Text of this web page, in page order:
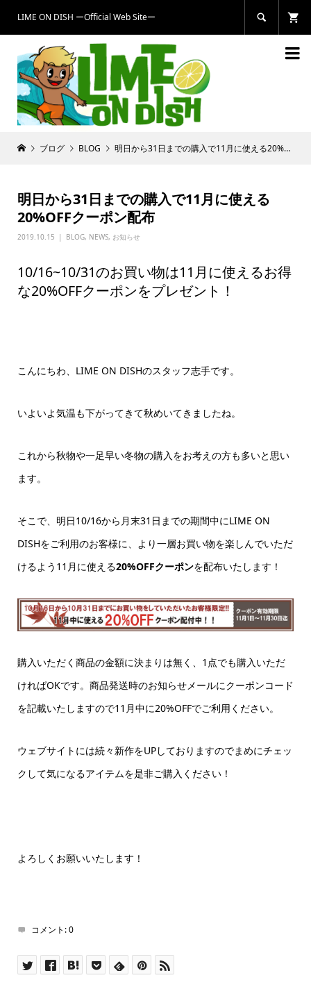
LIME ON DISH ーOfficial Web Siteー 

ブログ BLOG 明日から31日までの購入で11月に使える20%OFFクーポン配布
明日から31日までの購入で11月に使える
20%OFFクーポン配布
2019.10.15 BLOG, NEWS, お知らせ
10/16~10/31のお買い物は11月に使えるお得
な20%OFFクーポンをプレゼント！
こんにちわ、LIME ON DISHのスタッフ志手です。
いよいよ気温も下がってきて秋めいてきましたね。
これから秋物や一足早い冬物の購入をお考えの方も多いと思い
ます。
そこで、明日10/16から月末31日までの期間中にLIME ON
DISHをご利用のお客様に、より一層お買い物を楽しんでいただ
けるよう11月に使える20%OFFクーポンを配布いたします！
購入いただく商品の金額に決まりは無く、1点でも購入いただ
ければOKです。商品発送時のお知らせメールにクーポンコード
を記載いたしますので11月中に20%OFFでご利用ください。
ウェブサイトには続々新作をUPしておりますのでまめにチェッ
クして気になるアイテムを是非ご購入ください！
よろしくお願いいたします！
コメント:0